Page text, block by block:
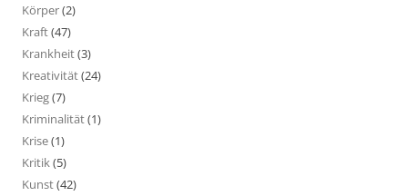
Körper(2)
Kraft(47)
Krankheit(3)
Kreativität(24)
Krieg(7)
Kriminalität(1)
Krise(1)
Kritik(5)
Kunst(42)